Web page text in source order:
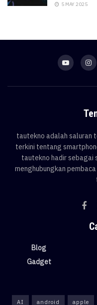
5 MAY 2025
tautekno adalah saluran
terkini tentang
tautekno hadir sebagai
menghubungkan
Blog
Gadget
AI android apple